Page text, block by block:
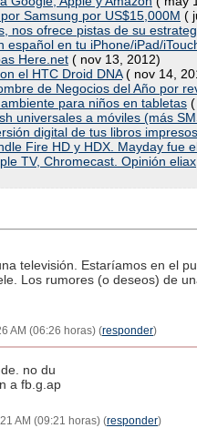
Samsung por US$15,000M (
nos ofrece pistas de su
en tu iPhone/iPad/
Here.net ( nov 13, 2012)
el HTC Droid DNA( nov 14,
de Negocios del Año por
para niños en tabletas
universales a móviles (más
digital de tus libros impresos
Fire HD y HDX. Mayday fue
TV, Chromecast. Opinión eliax
televisión. Estaríamos en el
Los rumores (o deseos) de
AM (06:26 horas) (responder)
no du
a fb.g.ap
AM (09:21 horas) (responder)